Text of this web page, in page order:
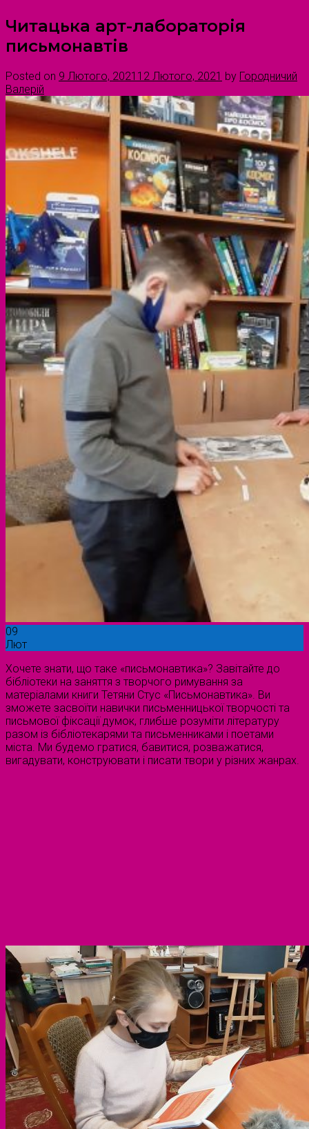
Читацька арт-лабораторія
письмонавтів
Posted on 9 Лютого, 2021 12 Лютого, 2021 by Городничий
Валерій
09
Лют
Хочете знати, що таке «письмонавтика»? Завітайте до
бібліотеки на заняття з творчого римування за
матеріалами книги Тетяни Стус «Письмонавтика». Ви
зможете засвоїти навички письменницької творчості та
письмової фіксації думок, глибше розуміти літературу
разом із бібліотекарями та письменниками і поетами
міста. Ми будемо гратися, бавитися, розважатися,
вигадувати, конструювати і писати твори у різних жанрах.